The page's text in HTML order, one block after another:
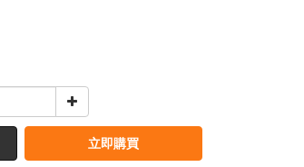
立即購買